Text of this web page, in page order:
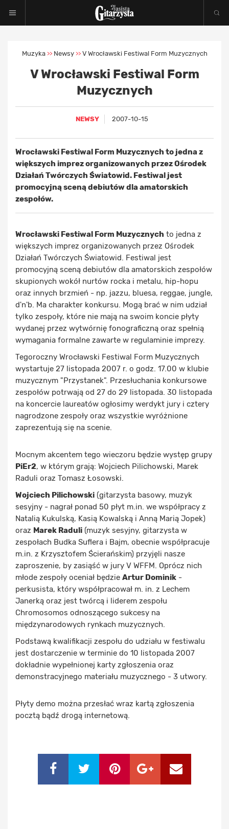
Muzyka >> Newsy >> V Wrocławski Festiwal Form Muzycznych
V Wrocławski Festiwal Form
Muzycznych
NEWSY 2007-10-15
Wrocławski Festiwal Form Muzycznych to jedna z
większych imprez organizowanych przez Ośrodek
Działań Twórczych Światowid. Festiwal jest
promocyjną sceną debiutów dla amatorskich
zespołów.
Wrocławski Festiwal Form Muzycznych to jedna z
większych imprez organizowanych przez Ośrodek
Działań Twórczych Światowid. Festiwal jest
promocyjną sceną debiutów dla amatorskich zespołów
skupionych wokół nurtów rocka i metalu, hip-hopu
oraz innych brzmień - np. jazzu, bluesa, reggae, jungle,
d'n'b. Ma charakter konkursu. Mogą brać w nim udział
tylko zespoły, które nie mają na swoim koncie płyty
wydanej przez wytwórnię fonograficzną oraz spełnią
wymagania formalne zawarte w regulaminie imprezy.
Tegoroczny Wrocławski Festiwal Form Muzycznych
wystartuje 27 listopada 2007 r. o godz. 17.00 w klubie
muzycznym "Przystanek". Przesłuchania konkursowe
zespołów potrwają od 27 do 29 listopada. 30 listopada
na koncercie laureatów ogłosimy werdykt jury i cztery
nagrodzone zespoły oraz wszystkie wyróżnione
zaprezentują się na scenie.
Mocnym akcentem tego wieczoru będzie występ grupy
PiEr2, w którym grają: Wojciech Pilichowski, Marek
Raduli oraz Tomasz Łosowski.
Wojciech Pilichowski (gitarzysta basowy, muzyk
sesyjny - nagrał ponad 50 płyt m.in. we współpracy z
Natalią Kukulską, Kasią Kowalską i Anną Marią Jopek)
oraz Marek Raduli (muzyk sesyjny, gitarzysta w
zespołach Budka Suflera i Bajm, obecnie współpracuje
m.in. z Krzysztofem Ścierańskim) przyjęli nasze
zaproszenie, by zasiąść w jury V WFFM. Oprócz nich
młode zespoły oceniał będzie Artur Dominik -
perkusista, który współpracował m. in. z Lechem
Janerką oraz jest twórcą i liderem zespołu
Chromosomos odnoszącego sukcesy na
międzynarodowych rynkach muzycznych.
Podstawą kwalifikacji zespołu do udziału w festiwalu
jest dostarczenie w terminie do 10 listopada 2007
dokładnie wypełnionej karty zgłoszenia oraz
demonstracyjnego materiału muzycznego - 3 utwory.
Płyty demo można przesłać wraz kartą zgłoszenia
pocztą bądź drogą internetową.